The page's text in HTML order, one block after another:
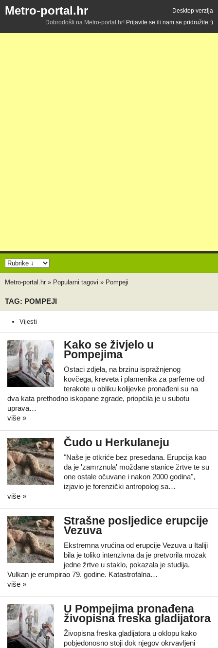
Metro-portal.hr
Desktop verzija
Dobrodošli na Metro-portal.hr! Prijavite se ili nam se pridružite :)
Metro-portal.hr » Popularni tagovi » Pompeji
TAG: POMPEJI
Vijesti
Kako se živjelo u
Pompejima
Ostaci zdjela, na brzinu ispražnjenog
kovčega, kreveta i plamenika za parfeme od
terakote u obliku kolijevke pronađeni su na
dva kata prethodno iskopane zgrade, priopćila je u subotu
uprava…
više »
Čudo u Herkulaneju
"Naše je otkriće bez presedana. Erupcija kao
da je 'zamrznula' moždane stanice žrtve te su
one ostale očuvane i nakon 2000 godina",
izjavio je forenzički antropolog sa…
više »
Strašne posljedice erupcije
Vezuva
Ekstremna vrućina od erupcije Vezuva u Italiji
bila je toliko intenzivna da je pretvorila mozak
jedne žrtve u staklo, pokazala je studija.
Vulkan je erumpirao 79. godine. Katastrofalna…
više »
U Pompejima pronađena
živopisna freska gladijatora
Živopisna freska gladijatora u oklopu kako
pobjedonosno stoji dok njegov okrvavljeni